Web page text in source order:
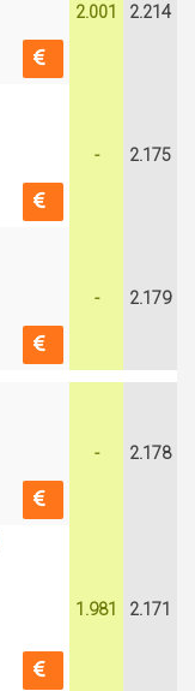
2.001 2.214
- 2.175
- 2.179
- 2.178
1.981 2.171